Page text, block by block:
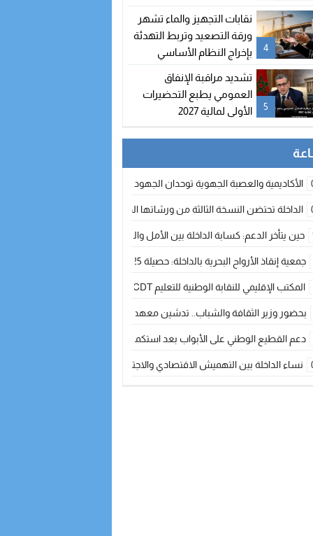
4
نقابات التجهيز والماء تشهر
ورقة التصعيد وتربط التهدئة
بإخراج النظام الأساسي
5
تشديد مراقبة الإنفاق
العمومي يطبع التحضيرات
الأولى لمالية 2027
الأكاديمية والعصبة الجهوية توحدان الجهود لتطوير الممارسة الكروية بجهة
الداخلة تحتضن النسخة الثالثة من ورشاتها الدولية: تكوين متخصص في التراث
حين يتأخر الدعم: كسابة الداخلة بين الأمل والقلق ؟
جمعية إنقاذ الأرواح البحرية بالداخلة: حصيلة 2025 بين مهام الإنقاذ ومشروع “دار البحار”
المكتب الإقليمي للنقابة الوطنية للتعليم CDT يجتمع مع المدير الإقليمي لمناقشة ملفات جوهرية لنساء ورجال التعليم
بحضور وزير الثقافة والشباب.. تدشين معهد الموسيقى والفنون الكوريغرافية بالداخلة
دعم القطيع الوطني على الأبواب بعد استكمال الترقيم… الفلاحة المغربية
نساء الداخلة بين التهميش الاقتصادي والاجتماعي… في المؤسسات الإنتاجية